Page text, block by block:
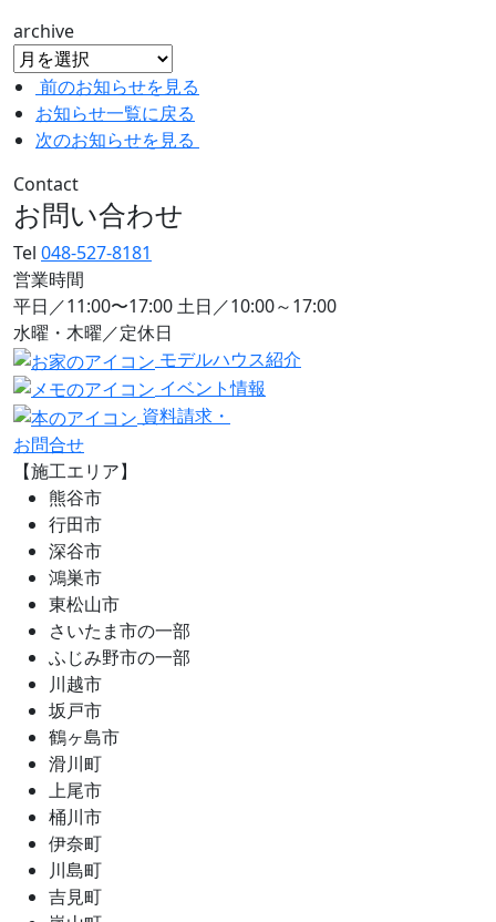
archive
前のお知らせを見る
お知らせ一覧に戻る
次のお知らせを見る
Contact
お問い合わせ
Tel 048-527-8181
営業時間
平日／11:00〜17:00 土日／10:00～17:00
水曜・木曜／定休日
モデルハウス紹介
イベント情報
資料請求・
お問合せ
【施工エリア】
熊谷市
行田市
深谷市
鴻巣市
東松山市
さいたま市の一部
ふじみ野市の一部
川越市
坂戸市
鶴ヶ島市
滑川町
上尾市
桶川市
伊奈町
川島町
吉見町